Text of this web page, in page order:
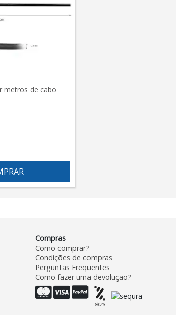
metros de cabo
Compras
Como comprar?
Condições de compras
Perguntas Frequentes
Como fazer uma devolução?